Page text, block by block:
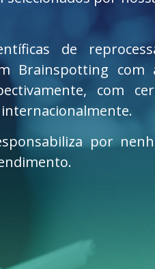
de
Brainspotting com
com
por